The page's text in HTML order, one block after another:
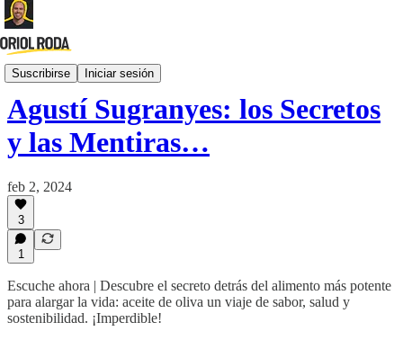
Suscribirse Iniciar sesión
Gente Interesante Podcast
Agustí Sugranyes: los Secretos
y las Mentiras…
feb 2, 2024
3
1
Escuche ahora | Descubre el secreto detrás del alimento más potente
para alargar la vida: aceite de oliva un viaje de sabor, salud y
sostenibilidad. ¡Imperdible!